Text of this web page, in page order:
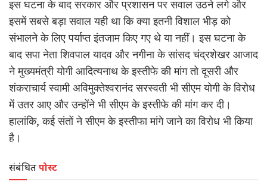
इस घटना के बाद सरकार और प्रशासन पर सवाल उठने लगे और
इसमें सबसे बड़ा सवाल यही था कि क्या इतनी विशाल भीड़ को
संभालने के लिए पर्याप्त इंतजाम किए गए थे या नहीं। इस घटना के
बाद सपा नेता शिवपाल यादव और नगीना के सांसद चंद्रशेखर आजाद
ने मुख्यमंत्री योगी आदित्यनाथ के इस्तीफे की मांग तो दूसरी और
शंकराचार्य स्वामी अविमुक्तेश्वरानंद सरस्वती भी सीएम योगी के विरोध
में उतर आए और उन्होंने भी सीएम के इस्तीफे की मांग कर दी।
हालांकि, कई संतों ने सीएम के इस्तीफा मांगे जाने का विरोध भी किया
है।
संबंधितपोस्ट